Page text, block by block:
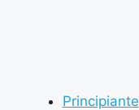
Principiante